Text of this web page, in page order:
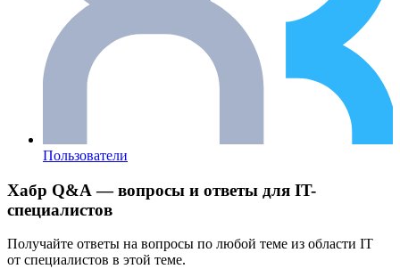
Пользователи
Хабр Q&A — вопросы и ответы для IT-
специалистов
Получайте ответы на вопросы по любой теме из области IT
от специалистов в этой теме.